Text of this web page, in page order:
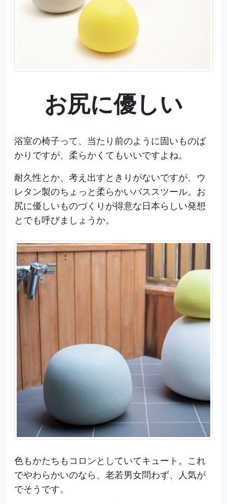
お尻に優しい
浴室の椅子って、当たり前のように固いものば
かりですが、柔らかくてもいいですよね。
耐久性とか、考え出すときりがないですが、ウ
レタン製のちょっと柔らかいバススツール。お
尻に優しいものづくりが得意な日本らしい発想
とでも呼びましょうか。
色もかたちもコロンとしていてキュート。これ
でやわらかいのなら、老若男女問わず、人気が
でそうです。